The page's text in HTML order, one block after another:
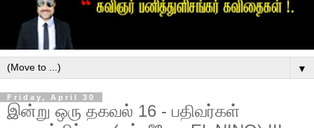
▼
Friday, April 30
இன்று ஒரு தகவல் 16 - பதிவர்கள்